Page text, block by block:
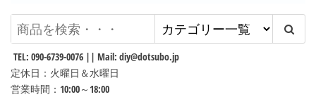
Dotsubo
DIYパーツ工房 ~Darenidemo
Dekiru DIY~
TEL: 090-6739-0076 || Mail: diy@dotsubo.jp
定休日：火曜日＆水曜日
営業時間：10:00～18:00